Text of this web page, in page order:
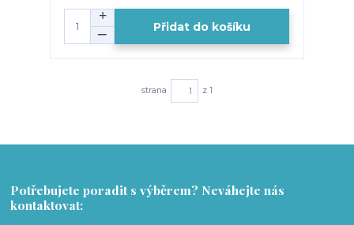
Přidat do košíku
strana z 1
Potřebujete poradit s výběrem? Neváhejte nás
kontaktovat: